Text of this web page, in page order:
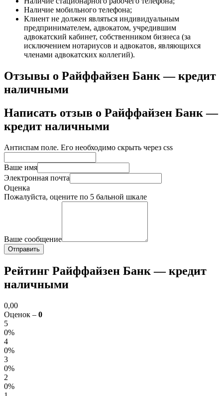
Наличие мобильного телефона;
Клиент не должен являться индивидуальным
предпринимателем, адвокатом, учредившим
адвокатский кабинет, собственником бизнеса (за
исключением нотариусов и адвокатов, являющихся
членами адвокатских коллегий).
Отзывы о Райффайзен Банк — кредит
наличными
Написать отзыв о Райффайзен Банк —
кредит наличными
Антиспам поле. Его необходимо скрыть через css
Ваше имя
Электронная почта
Оценка
Пожалуйста, оцените по 5 бальной шкале
Ваше сообщение
Рейтинг Райффайзен Банк — кредит
наличными
0,00
Оценок – 0
5
0%
4
0%
3
0%
2
0%